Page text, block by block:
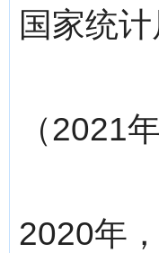
国家统
（2021
2020年